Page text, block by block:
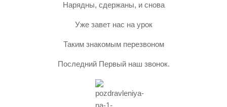
Нарядны, сдержаны, и снова
Уже завет нас на урок
Таким знакомым перезвоном
Последний Первый наш звонок.